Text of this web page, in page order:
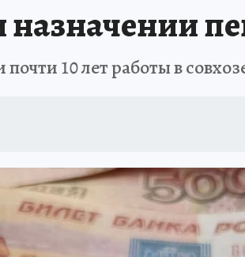
167 ЛЕТ ХАБАРОВСКУ ПРОИСШЕСТВИЯ
назначении
10 лет работы в